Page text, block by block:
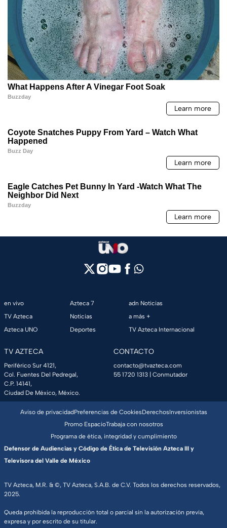
en vivo
TV Azteca
Azteca UNO
Azteca 7
Noticias
Deportes
adn Noticias
a más +
TV Azteca Internacional
TV AZTECA
Periférico Sur 4121,
Col. Fuentes Del Pedregal,
C.P. 14141,
Ciudad De México, México.
CONTACTO
contacto@tvazteca.com
55 1720 1313 | Conmutador
TV Azteca, M.R. & ©, TV Azteca, S.A.B. de C.V. Todos los derechos reservados,
2025.
Queda prohibida la reproducción total o parcial sin la autorización previa,
expresa y por escrito de su titular.
Aviso de privacidadPreferencias de CookiesDerechosInversionistas
Promo EspacioTrabaja con nosotros
Programa de ética, integridad y cumplimiento
Defensor de Audiencias y Código de Ética de Televisión Azteca III y
Televisora del Valle de México